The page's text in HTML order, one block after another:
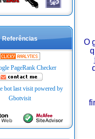
Referências
O